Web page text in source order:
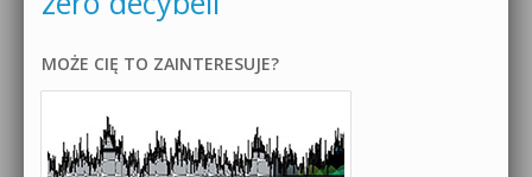
MOŻE CIĘ TO ZAINTERESUJE?